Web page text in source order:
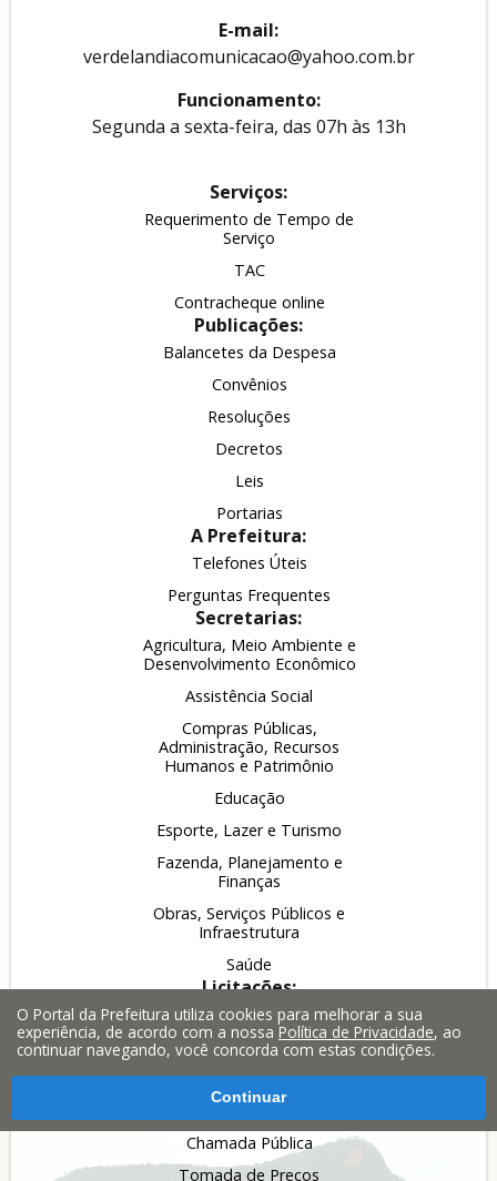
E-mail:
verdelandiacomunicacao@yahoo.com.br
Funcionamento:
Segunda a sexta-feira, das 07h às 13h
Serviços:
Requerimento de Tempo de
Serviço
TAC
Contracheque online
Publicações:
Balancetes da Despesa
Convênios
Resoluções
Decretos
Leis
Portarias
A Prefeitura:
Telefones Úteis
Perguntas Frequentes
Secretarias:
Agricultura, Meio Ambiente e
Desenvolvimento Econômico
Assistência Social
Compras Públicas,
Administração, Recursos
Humanos e Patrimônio
Educação
Esporte, Lazer e Turismo
Fazenda, Planejamento e
Finanças
Obras, Serviços Públicos e
Infraestrutura
Saúde
Licitações:
Pregão
Leilão
Inexigibilidade
Chamada Pública
Tomada de Preços
O Portal da Prefeitura utiliza cookies para melhorar a sua
experiência, de acordo com a nossa Política de Privacidade, ao
continuar navegando, você concorda com estas condições.
Continuar